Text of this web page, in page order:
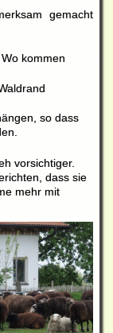
gemacht
kommen
so dass
vorsichtiger.
dass sie
mehr mit